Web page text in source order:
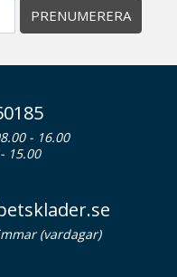
PRENUMERERA
- 16.00
15.00
(vardagar)